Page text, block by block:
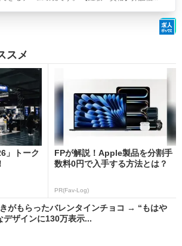
スメ
」トーク
FPが解説！Apple製品を分割手
数料0円で入手する方法とは？
PR(Fav-Log)
がもらったバレンタインチョコ → “もはや
デザインに130万表示...